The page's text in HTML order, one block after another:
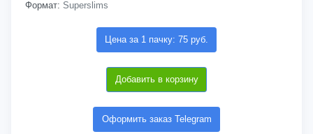
Формат: Superslims
Цена за 1 пачку: 75 руб.
Добавить в корзину
Оформить заказ Telegram